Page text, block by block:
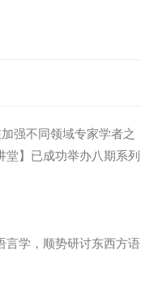
强不同领域专家学者之
堂】已成功举办八期系列
言学，顺势研讨东西方语